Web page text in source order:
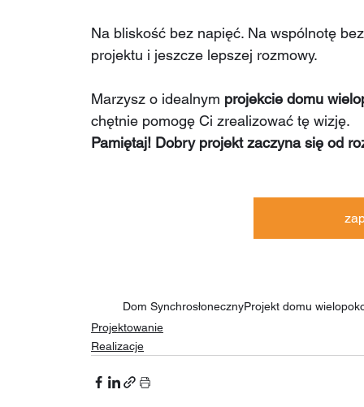
Na bliskość bez napięć. Na wspólnotę
projektu i jeszcze lepszej rozmowy.
Marzysz o idealnym projekcie domu
chętnie pomogę Ci zrealizować tę wizję.
Pamiętaj! Dobry projekt zaczyna się od
Dom SynchrosłonecznyProjekt domu
Projektowanie
Realizacje